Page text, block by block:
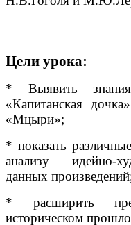
Цели урока:
* Выявить
«Капитанская
«Мцыри»;
* показать
анализу идейно-
данных
* расширить
историческом